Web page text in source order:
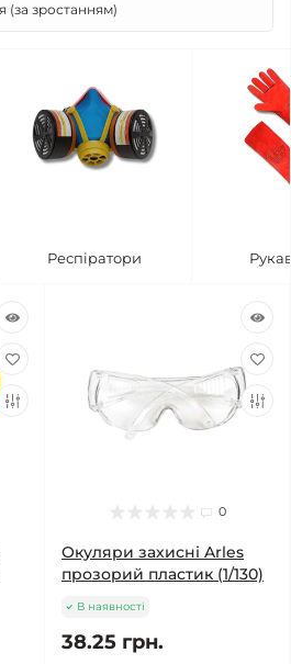
Респіратори
0
Окуляри захисні Arles
прозорий пластик (1/130)
В наявності
38.25 грн.